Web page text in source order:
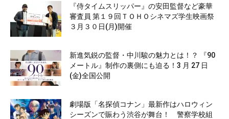
『侍タイムスリッパー』の安田監督など豪華
審査員 第１９回ＴＯＨＯシネマズ学生映画祭
３月３０日(月)開催
新進気鋭の監督・中川駿の魅力とは！？ 『90
メートル』制作の裏側にも迫る！3 月 27 日
(金)全国公開
劇場版「名探偵コナン」最新作はハロウィン
シーズンで賑わう渋谷が舞台！ 警察学校組